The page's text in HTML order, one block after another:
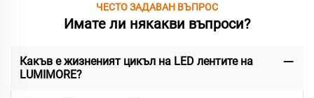
ЧЕСТО ЗАДАВАН ВЪПРОС
Имате ли някакви въпроси?
Какъв е жизненият цикъл на LED лентите на
LUMIMORE?